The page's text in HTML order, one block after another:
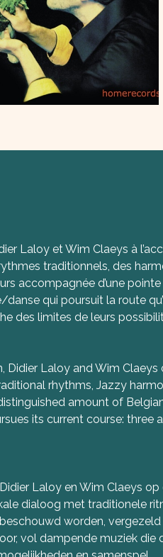
Laloy et Wim Claeys à
traditionnels, des
accompagnée d’une
danse qui poursuit la route
des limites de leurs
Didier Laloy and Wim
rhythms, Jazzy
amount of
its current course:
Laloy en Wim Claeys
dialoog met traditionele
worden,
vol dampende muziek